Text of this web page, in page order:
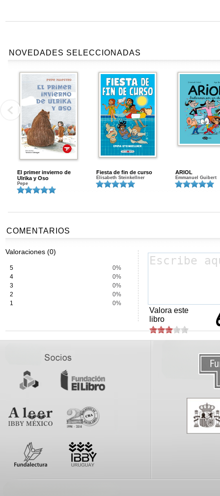
NOVEDADES SELECCIONADAS
El primer invierno de
Ulrika y Oso
Pepe
Fiesta de fin de curso
Elisabeth Steinkellner
ARIOL
Emmanuel Guibert
COMENTARIOS
Valoraciones (0)
5
0%
4
0%
3
0%
2
0%
1
0%
Valora este
libro